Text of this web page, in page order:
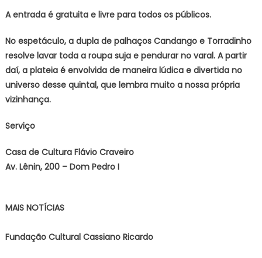
A entrada é gratuita e livre para todos os públicos.
No espetáculo, a dupla de palhaços Candango e Torradinho
resolve lavar toda a roupa suja e pendurar no varal. A partir
daí, a plateia é envolvida de maneira lúdica e divertida no
universo desse quintal, que lembra muito a nossa própria
vizinhança.
Serviço
Casa de Cultura Flávio Craveiro
Av. Lênin, 200 – Dom Pedro I
MAIS NOTÍCIAS
Fundação Cultural Cassiano Ricardo